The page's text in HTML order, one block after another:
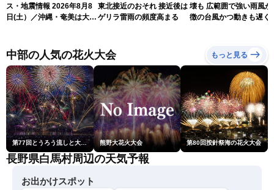
ス・地震情報 2026年8月8
日(土）／沖縄・奄美は大荒
ュースLiVEコーヒータイ
ム・青原桃香／山口剛央〉
東北接近のおそれ 接近後は
ゲリラ雷雨の頻度高まる
壊も 広範囲で強い雨風が
徴の台風かつ動きも遅く
中部の人気の花火大会 もっと見る
第77回とうろう流しと大花火大会 熊野大花火大会 第80回按針祭海の花火大会
長野県白馬村周辺の天気予報
お出かけスポット